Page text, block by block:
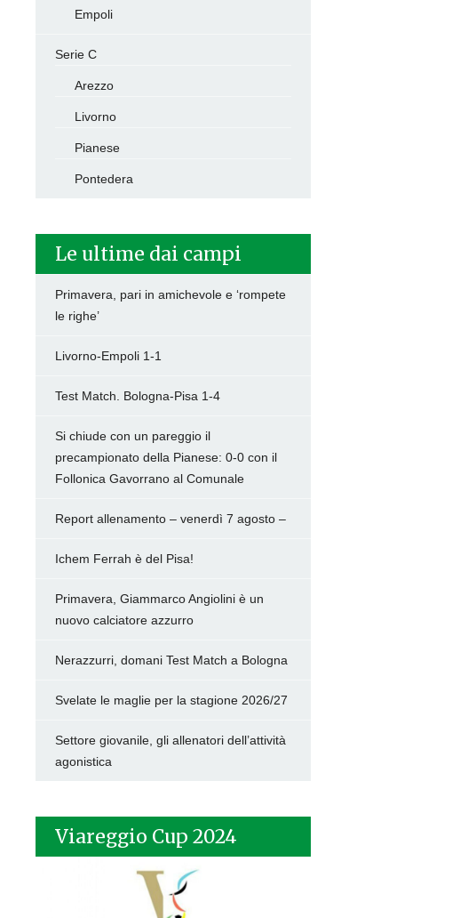
Empoli
Serie C
Arezzo
Livorno
Pianese
Pontedera
Le ultime dai campi
Primavera, pari in amichevole e ‘rompete
le righe’
Livorno-Empoli 1-1
Test Match. Bologna-Pisa 1-4
Si chiude con un pareggio il
precampionato della Pianese: 0-0 con il
Follonica Gavorrano al Comunale
Report allenamento – venerdì 7 agosto –
Ichem Ferrah è del Pisa!
Primavera, Giammarco Angiolini è un
nuovo calciatore azzurro
Nerazzurri, domani Test Match a Bologna
Svelate le maglie per la stagione 2026/27
Settore giovanile, gli allenatori dell’attività
agonistica
Viareggio Cup 2024